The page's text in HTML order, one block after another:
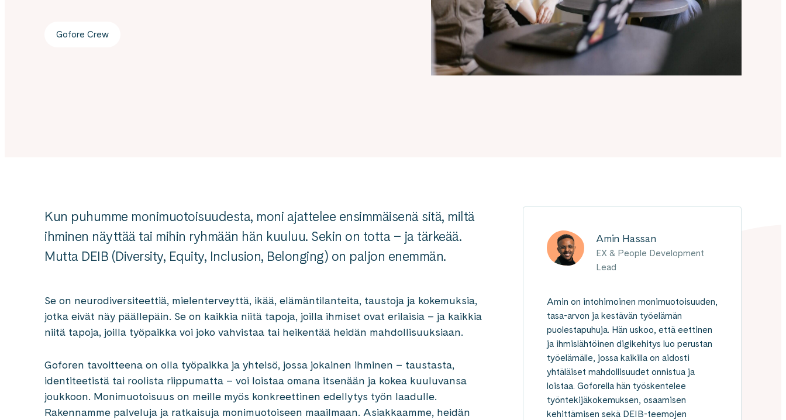
Gofore Crew
Kun puhumme monimuotoisuudesta, moni ajattelee ensimmäisenä sitä, miltä
ihminen näyttää tai mihin ryhmään hän kuuluu. Sekin on totta – ja tärkeää.
Mutta DEIB (Diversity, Equity, Inclusion, Belonging) on paljon enemmän.
Se on neurodiversiteettiä, mielenterveyttä, ikää, elämäntilanteita, taustoja ja kokemuksia,
jotka eivät näy päällepäin. Se on kaikkia niitä tapoja, joilla ihmiset ovat erilaisia – ja kaikkia
niitä tapoja, joilla työpaikka voi joko vahvistaa tai heikentää heidän mahdollisuuksiaan.
Goforen tavoitteena on olla työpaikka ja yhteisö, jossa jokainen ihminen – taustasta,
identiteetistä tai roolista riippumatta – voi loistaa omana itsenään ja kokea kuuluvansa
joukkoon. Monimuotoisuus on meille myös konkreettinen edellytys työn laadulle.
Rakennamme palveluja ja ratkaisuja monimuotoiseen maailmaan. Asiakkaamme, heidän
Amin Hassan
EX & People Development
Lead
Amin on intohimoinen monimuotoisuuden,
tasa-arvon ja kestävän työelämän
puolestapuhuja. Hän uskoo, että eettinen
ja ihmislähtöinen digikehitys luo perustan
työelämälle, jossa kaikilla on aidosti
yhtäläiset mahdollisuudet onnistua ja
loistaa. Goforella hän työskentelee
työntekijäkokemuksen, osaamisen
kehittämisen sekä DEIB-teemojen